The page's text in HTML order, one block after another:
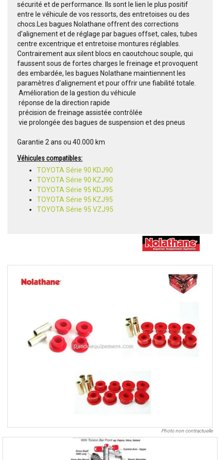
sécurité et de performance. Ils sont le lien le plus positif
entre le véhicule de vos ressorts, des entretoises ou des
chocs.Les bagues Nolathane offrent des corrections
d'alignement et de réglage par bagues offset, cales, tubes
centre excentrique et entretoise montures réglables.
Contrairement aux silent blocs en caoutchouc souple, qui
faussent sous de fortes charges le freinage et provoquent
des embardée, les bagues Nolathane maintiennent les
paramètres d'alignement et pour offrir une fiabilité totale.
 Amélioration de la gestion du véhicule
 réponse de la direction rapide
 précision de freinage assistée contrôlée
 vie prolongée des bagues de suspension et des pneus
Garantie 2 ans ou 40.000 km
Véhicules compatibles:
TOYOTA Série 90 KDJ90
TOYOTA Série 90 KZJ90
TOYOTA Série 95 KDJ95
TOYOTA Série 95 KZJ95
TOYOTA Série 95 VZJ95
Photo non contractuelle